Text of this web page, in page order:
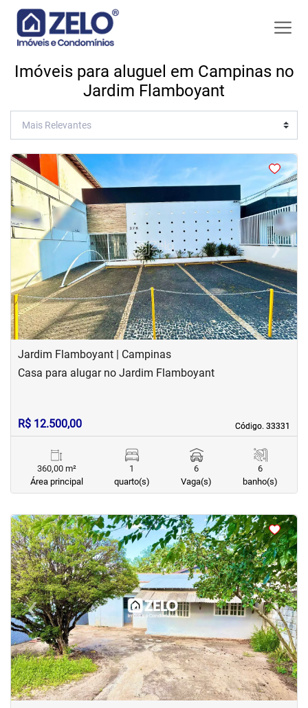
Imóveis para aluguel em Campinas no
Jardim Flamboyant
<<< <
‹Previous ›Next
Jardim Flamboyant | Campinas
Código. 33331
Código. 33331
Casa para alugar no Jardim Flamboyant
R$ 12.500,00
360,00 m²
Área principal
1
quarto(s)
6
Vaga(s)
6
banho(s)
<<<<
‹Previous ›Next